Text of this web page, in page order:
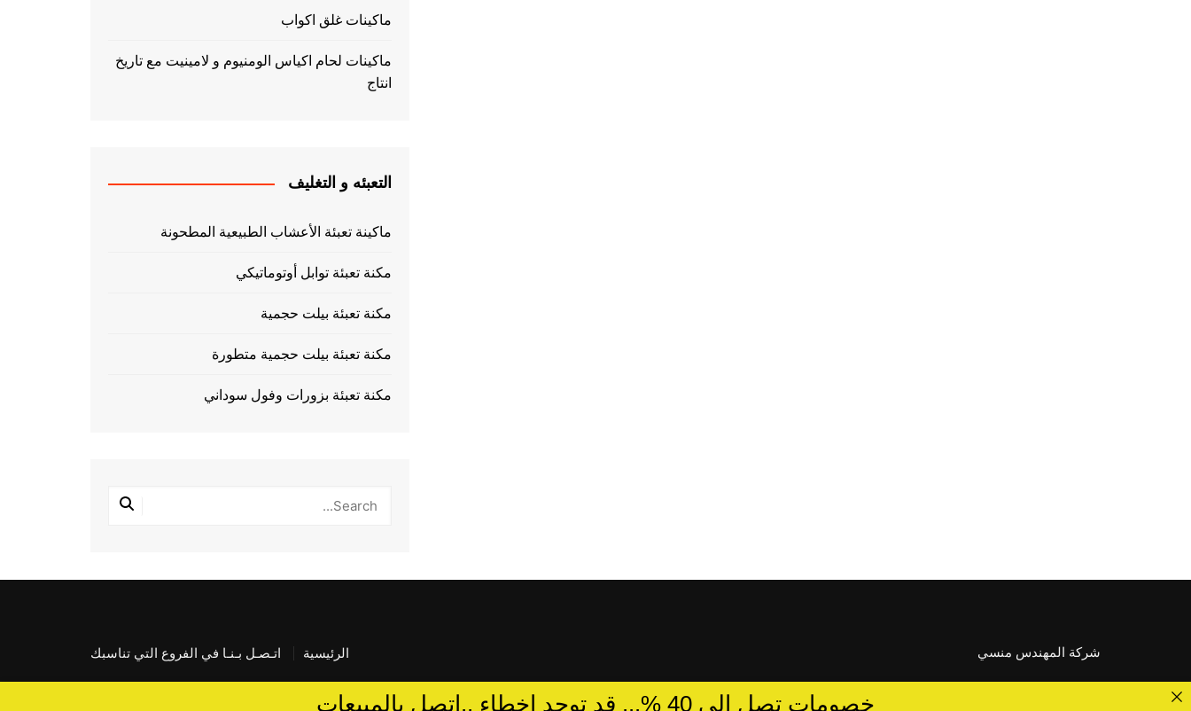
ماكينات غلق اكواب
ماكينات لحام اكياس الومنيوم و لامينيت مع تاريخ
انتاج
التعبئه و التغليف
ماكينة تعبئة الأعشاب الطبيعية المطحونة
مكنة تعبئة توابل أوتوماتيكي
مكنة تعبئة بيلت حجمية
مكنة تعبئة بيلت حجمية متطورة
مكنة تعبئة بزورات وفول سوداني
شركة المهندس منسي الرئيسية اتـصـل بـنـا في الفروع التي تناسبك
خصومات تصل الى 40 %... قد توجد اخطاء ..اتصل بالمبيعات